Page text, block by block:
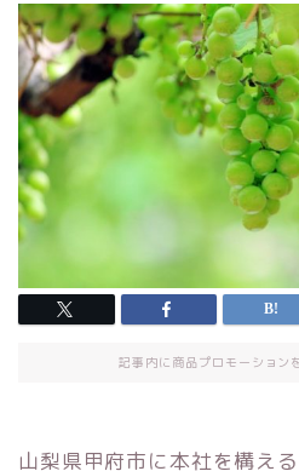
記事内に商品プロモーション
山梨県甲府市に本社を構え